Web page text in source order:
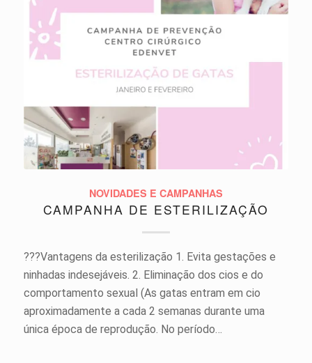
NOVIDADES E CAMPANHAS
CAMPANHA DE ESTERILIZAÇÃO
???Vantagens da esterilização 1. Evita gestações e
ninhadas indesejáveis. 2. Eliminação dos cios e do
comportamento sexual (As gatas entram em cio
aproximadamente a cada 2 semanas durante uma
única época de reprodução. No período…